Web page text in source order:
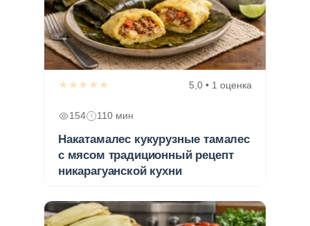
★★★★★ 5,0 • 1 оценка
154 110 мин
Накатамалес кукурузные тамалес
с мясом традиционный рецепт
никарагуанской кухни